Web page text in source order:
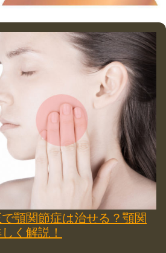
顎関節症は治せる？顎関
く解説！